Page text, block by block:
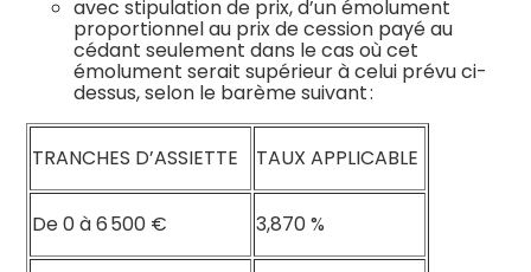
avec stipulation de prix, d’un émolument
proportionnel au prix de cession payé au
cédant seulement dans le cas où cet
émolument serait supérieur à celui prévu ci-
dessus, selon le barème suivant :
TRANCHES D’ASSIETTE TAUX APPLICABLE
De 0 à 6 500 € 3,870 %